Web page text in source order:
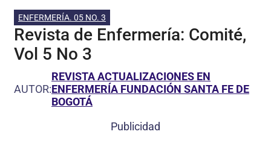
ENFERMERÍA. 05 NO. 3
Revista de Enfermería: Comité,
Vol 5 No 3
AUTOR:
REVISTA ACTUALIZACIONES EN
ENFERMERÍA FUNDACIÓN SANTA FE DE
BOGOTÁ
Publicidad